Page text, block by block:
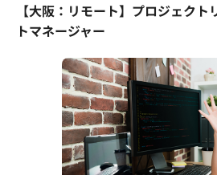
【大阪：リモート】プロジェク
トマネージャー